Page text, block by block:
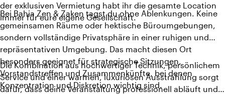
der exklusiven Vermietung habt ihr die gesamte Location
immer für eure eigene Gesellschaft.
Bei Bahia Zen & Zaken tagst du ohne Ablenkungen. Keine
gemeinsamen Räume oder hektische Büroumgebungen,
sondern vollständige Privatsphäre in einer ruhigen und
repräsentativen Umgebung. Das macht diesen Ort
besonders geeignet für strategische Sitzungen,
Vorstandstreffen und Zusammenkünfte, bei denen
Konzentration und Diskretion wichtig sind.
Die Kombination aus hochwertiger Technik, persönlichem
Service und einer warmen, luxuriösen Ausstrahlung sorgt
dafür, dass deine Veranstaltung professionell abläuft und